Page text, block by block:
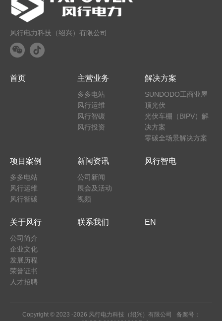
风行电力科技（绍兴）有限公司
首页 主营业务
多多电站
风行运维
风行智碳
风行投资
解决方案
SUNDODO工商业屋
顶光伏
光伏车棚（BIPV）解
决方案
零碳全场景解决方案
项目案例
多多电站
风行运维
风行智碳
新闻资讯
公司新闻
展会及活动
视频
风行智电
关于风行
公司简介
企业文化
发展历程
荣誉证书
人才招聘
联系我们 EN
Copyright © 2023 -2026 风行电力科技（绍兴）有限公司 备案号：